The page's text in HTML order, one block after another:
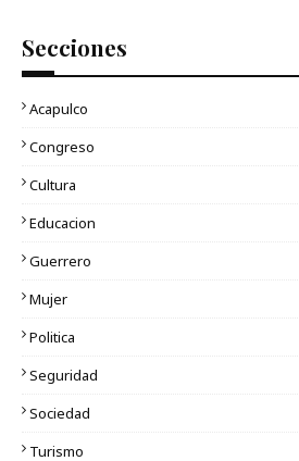
Secciones
Acapulco
Congreso
Cultura
Educacion
Guerrero
Mujer
Politica
Seguridad
Sociedad
Turismo